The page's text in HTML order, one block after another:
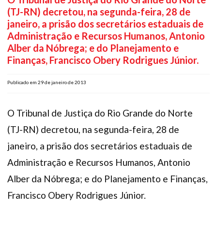
(TJ-RN) decretou, na segunda-feira, 28 de
janeiro, a prisão dos secretários estaduais de
Administração e Recursos Humanos, Antonio
Alber da Nóbrega; e do Planejamento e
Finanças, Francisco Obery Rodrigues Júnior.
Publicado em 29 de janeiro de 2013
O Tribunal de Justiça do Rio Grande do Norte
(TJ-RN) decretou, na segunda-feira, 28 de
janeiro, a prisão dos secretários estaduais de
Administração e Recursos Humanos, Antonio
Alber da Nóbrega; e do Planejamento e Finanças,
Francisco Obery Rodrigues Júnior.
Plano de Saúde
Assistência Funeral
Pós-graduação
FacebookInstagramTwitter Youtube TikTok Whatsapp